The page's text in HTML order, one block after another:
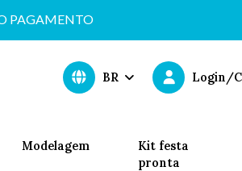
PAGAMENTO
BR Login/
Modelagem
Kit festa
pronta